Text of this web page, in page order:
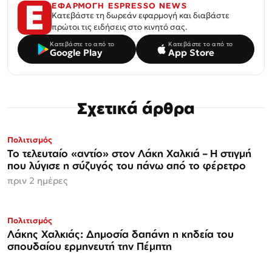
ΕΦΑΡΜΟΓΗ ESPRESSO NEWS
Κατεβάστε τη δωρεάν εφαρμογή και διαβάστε
πρώτοι τις ειδήσεις στο κινητό σας.
Κατεβάστε το από το
Google Play
Κατεβάστε το από το
App Store
Σχετικά άρθρα
Πολιτισμός
Το τελευταίο «αντίο» στον Λάκη Χαλκιά – Η στιγμή
που λύγισε η σύζυγός του πάνω από το φέρετρο
πριν 2 ημέρες
Πολιτισμός
Λάκης Χαλκιάς: Δημοσία δαπάνη η κηδεία του
σπουδαίου ερμηνευτή την Πέμπτη